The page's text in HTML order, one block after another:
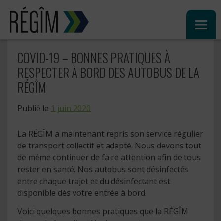
Sauter
contenu
COVID-19 – BONNES PRATIQUES À
RESPECTER À BORD DES AUTOBUS DE LA
RÉGÎM
Publié le 1 juin 2020
La RÉGÎM a maintenant repris son service régulier
de transport collectif et adapté. Nous devons tout
de même continuer de faire attention afin de tous
rester en santé. Nos autobus sont désinfectés
entre chaque trajet et du désinfectant est
disponible dès votre entrée à bord.
Voici quelques bonnes pratiques que la RÉGÎM